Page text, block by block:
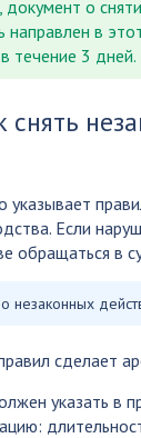
документ о
в
течение 3 дней.
снять
указывает
Если
обращаться в
незаконных
сделает
указать в